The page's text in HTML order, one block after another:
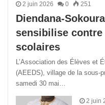
2 juin 2026 0 251
Diendana-
sensibilise
scolaires
L’Association des Élèves et
(AEEDS), village de la sous-
samedi 30 mai…
2 juin